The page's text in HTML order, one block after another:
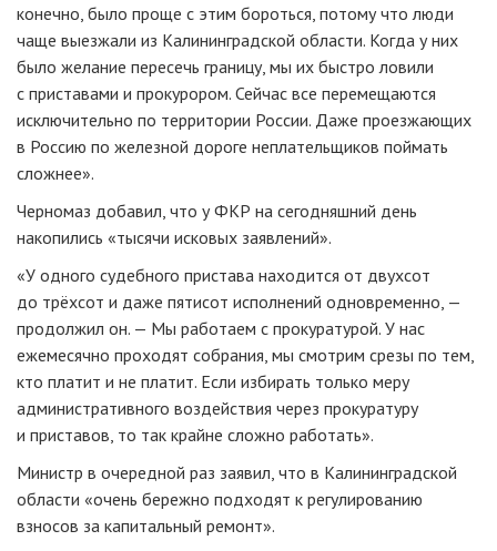
конечно, было проще с этим бороться, потому что люди
чаще выезжали из Калининградской области. Когда у них
было желание пересечь границу, мы их быстро ловили
с приставами и прокурором. Сейчас все перемещаются
исключительно по территории России. Даже проезжающих
в Россию по железной дороге неплательщиков поймать
сложнее».
Черномаз добавил, что у ФКР на сегодняшний день
накопились «тысячи исковых заявлений».
«У одного судебного пристава находится от двухсот
до трёхсот и даже пятисот исполнений одновременно, —
продолжил он. — Мы работаем с прокуратурой. У нас
ежемесячно проходят собрания, мы смотрим срезы по тем,
кто платит и не платит. Если избирать только меру
административного воздействия через прокуратуру
и приставов, то так крайне сложно работать».
Министр в очередной раз заявил, что в Калининградской
области «очень бережно подходят к регулированию
взносов за капитальный ремонт».